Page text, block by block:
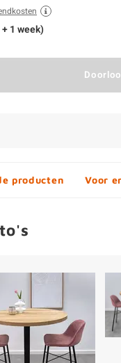
1 week)
producten Voor